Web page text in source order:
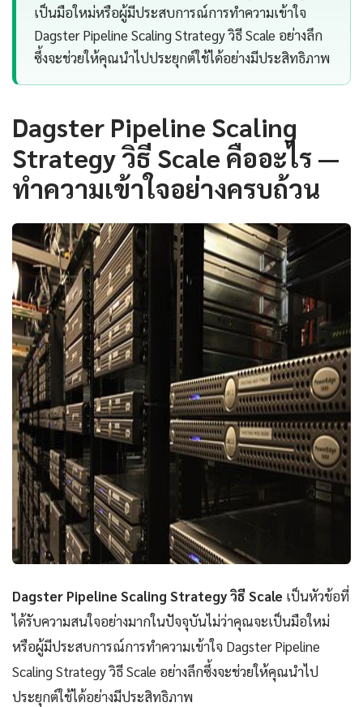
เป็นมือใหม่หรือผู้มีประสบการณ์การทำความเข้าใจ
Dagster Pipeline Scaling Strategy วิธี Scale อย่างลึก
ซึ้งจะช่วยให้คุณนำไปประยุกต์ใช้ได้อย่างมีประสิทธิภาพ
Dagster Pipeline Scaling
Strategy วิธี Scale คืออะไร —
ทำความเข้าใจอย่างครบถ้วน
Dagster Pipeline Scaling Strategy วิธี Scale เป็นหัวข้อที่
ได้รับความสนใจอย่างมากในปัจจุบันไม่ว่าคุณจะเป็นมือใหม่
หรือผู้มีประสบการณ์การทำความเข้าใจ Dagster Pipeline
Scaling Strategy วิธี Scale อย่างลึกซึ้งจะช่วยให้คุณนำไป
ประยุกต์ใช้ได้อย่างมีประสิทธิภาพ